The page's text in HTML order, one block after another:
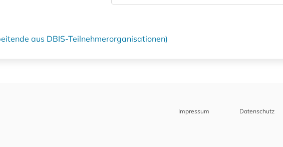
aus DBIS-Teilnehmerorganisationen)
Impressum Datenschutz